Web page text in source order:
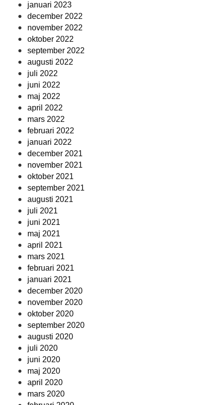
januari 2023
december 2022
november 2022
oktober 2022
september 2022
augusti 2022
juli 2022
juni 2022
maj 2022
april 2022
mars 2022
februari 2022
januari 2022
december 2021
november 2021
oktober 2021
september 2021
augusti 2021
juli 2021
juni 2021
maj 2021
april 2021
mars 2021
februari 2021
januari 2021
december 2020
november 2020
oktober 2020
september 2020
augusti 2020
juli 2020
juni 2020
maj 2020
april 2020
mars 2020